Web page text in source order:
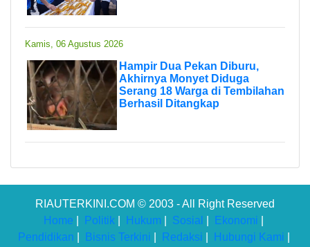
Kamis, 06 Agustus 2026
Hampir Dua Pekan Diburu,
Akhirnya Monyet Diduga
Serang 18 Warga di Tembilahan
Berhasil Ditangkap
RIAUTERKINI.COM © 2003 - All Right Reserved
Home
Politik Hukum Sosial Ekonomi
Pendidikan
Bisnis Terkini Redaksi Hubungi Kami